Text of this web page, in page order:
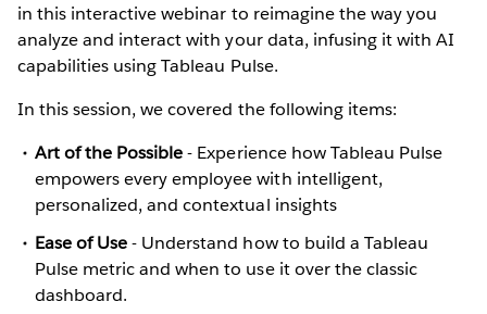
in this interactive webinar to reimagine the way you
analyze and interact with your data, infusing it with AI
capabilities using Tableau Pulse.
In this session, we covered the following items:
Art of the Possible- Experience how Tableau Pulse
empowers every employee with intelligent,
personalized, and contextual insights
Ease of Use- Understand how to build a Tableau
Pulse metric and when to use it over the classic
dashboard.